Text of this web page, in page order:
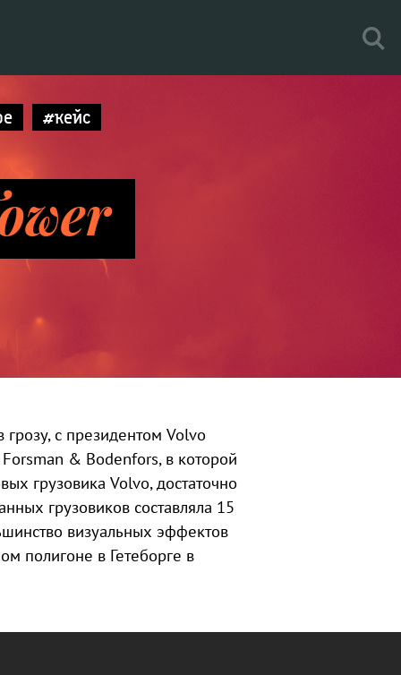
#кейс
грозу, с президентом Volvo
& Bodenfors, в которой
грузовика Volvo, достаточно
грузовиков составляла 15
визуальных эффектов
полигоне в Гетеборге в